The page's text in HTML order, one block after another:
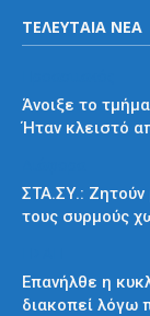
ΤΕΛΕΥΤΑΙΑ ΝΕΑ
Άνοιξε το
Ήταν κλειστό
ΣΤΑ.ΣΥ.: Ζητούν
τους συρμούς
Επανήλθε η
διακοπεί λόγω